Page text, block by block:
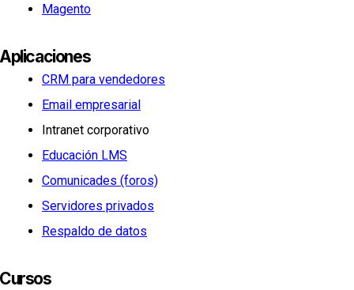
Magento
Aplicaciones
CRM para vendedores
Email empresarial
Intranet corporativo
Educación LMS
Comunicades (foros)
Servidores privados
Respaldo de datos
Cursos